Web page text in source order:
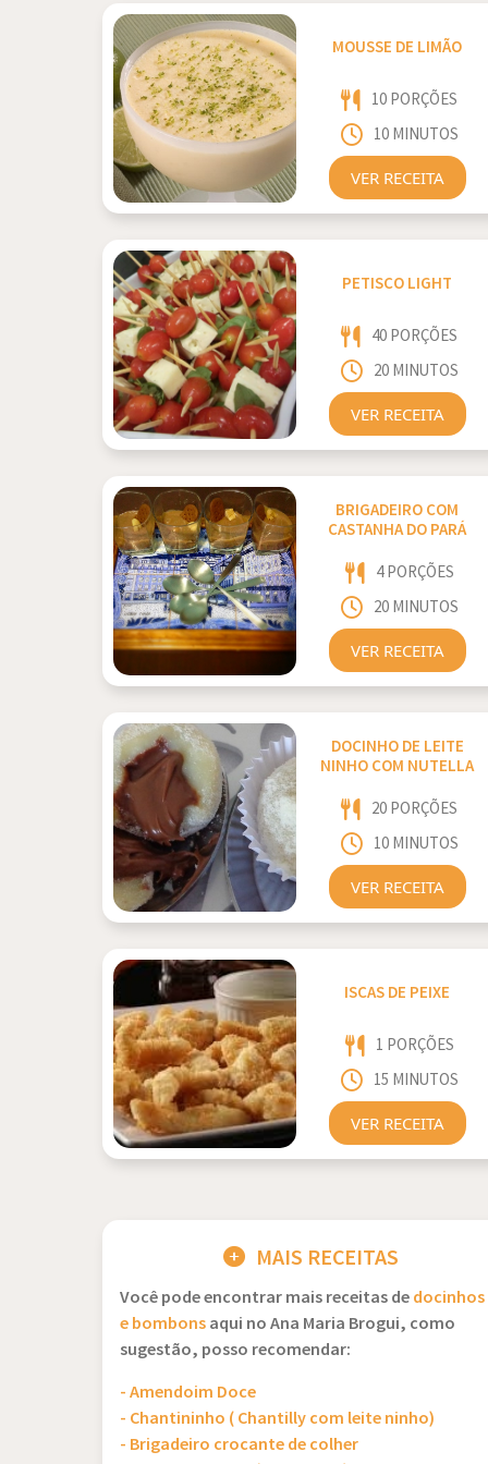
MOUSSE DE LIMÃO
10 PORÇÕES
10 MINUTOS
VER RECEITA
PETISCO LIGHT
40 PORÇÕES
20 MINUTOS
VER RECEITA
BRIGADEIRO COM
CASTANHA DO PARÁ
4 PORÇÕES
20 MINUTOS
VER RECEITA
DOCINHO DE LEITE
NINHO COM NUTELLA
20 PORÇÕES
10 MINUTOS
VER RECEITA
ISCAS DE PEIXE
1 PORÇÕES
15 MINUTOS
VER RECEITA
MAIS RECEITAS
Você pode encontrar mais receitas dedocinhos
e bombonsaqui no Ana Maria Brogui, como
sugestão, posso recomendar:
- Amendoim Doce
- Chantininho ( Chantilly com leite ninho)
- Brigadeiro crocante de colher